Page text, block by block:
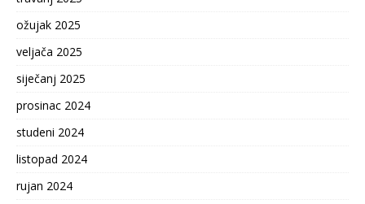
ožujak 2025
veljača 2025
siječanj 2025
prosinac 2024
studeni 2024
listopad 2024
rujan 2024